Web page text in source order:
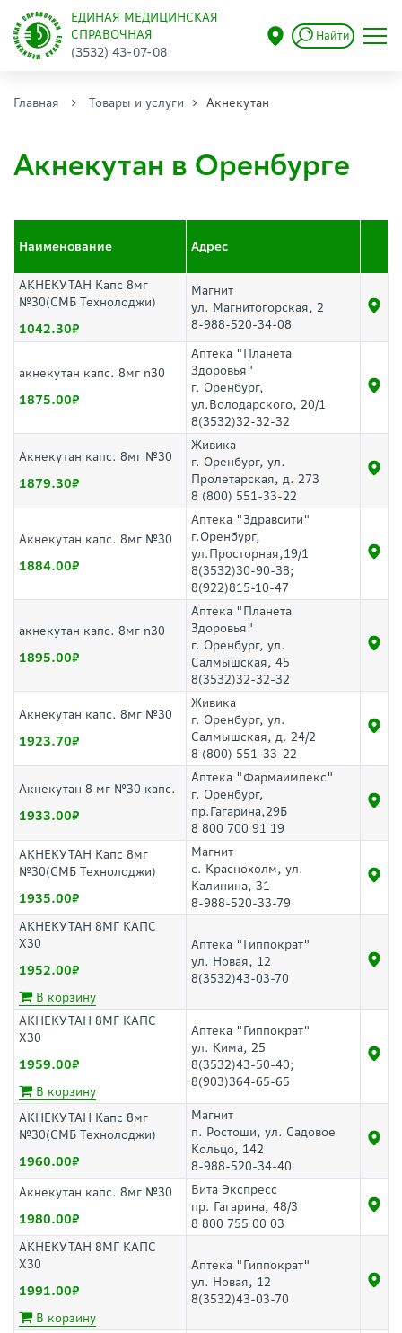
ЕДИНАЯ МЕДИЦИНСКАЯ
СПРАВОЧНАЯ
(3532) 43-07-08
Найти
Главная Товары и услуги Акнекутан
Акнекутан в Оренбурге
Наименование Адрес
АКНЕКУТАН Капс 8мг
№30(СМБ Технолоджи)
1042.30
Магнит
ул. Магнитогорская, 2
8-988-520-34-08
акнекутан капс. 8мг n30
1875.00
Аптека "Планета
Здоровья"
г. Оренбург,
ул.Володарского, 20/1
8(3532)32-32-32
Акнекутан капс. 8мг №30
1879.30
Живика
г. Оренбург, ул.
Пролетарская, д. 273
8 (800) 551-33-22
Акнекутан капс. 8мг №30
1884.00
Аптека "Здравсити"
г.Оренбург,
ул.Просторная,19/1
8(3532)30-90-38;
8(922)815-10-47
акнекутан капс. 8мг n30
1895.00
Аптека "Планета
Здоровья"
г. Оренбург, ул.
Салмышская, 45
8(3532)32-32-32
Акнекутан капс. 8мг №30
1923.70
Живика
г. Оренбург, ул.
Салмышская, д. 24/2
8 (800) 551-33-22
Акнекутан 8 мг №30 капс.
1933.00
Аптека "Фармаимпекс"
г. Оренбург,
пр.Гагарина,29Б
8 800 700 91 19
АКНЕКУТАН Капс 8мг
№30(СМБ Технолоджи)
1935.00
Магнит
с. Краснохолм, ул.
Калинина, 31
8-988-520-33-79
АКНЕКУТАН 8МГ КАПС
Х30
1952.00
В корзину
Аптека "Гиппократ"
ул. Новая, 12
8(3532)43-03-70
АКНЕКУТАН 8МГ КАПС
Х30
1959.00
В корзину
Аптека "Гиппократ"
ул. Кима, 25
8(3532)43-50-40;
8(903)364-65-65
АКНЕКУТАН Капс 8мг
№30(СМБ Технолоджи)
1960.00
Магнит
п. Ростоши, ул. Садовое
Кольцо, 142
8-988-520-34-40
Акнекутан капс. 8мг №30
1980.00
Вита Экспресс
пр. Гагарина, 48/3
8 800 755 00 03
АКНЕКУТАН 8МГ КАПС
Х30
1991.00
В корзину
Аптека "Гиппократ"
ул. Новая, 12
8(3532)43-03-70